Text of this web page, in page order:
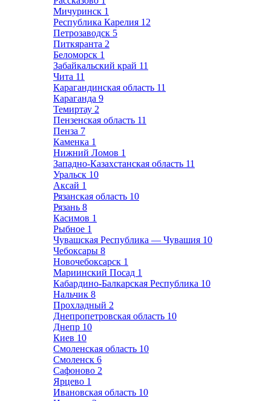
Мичуринск 1
Республика Карелия 12
Петрозаводск 5
Питкяранта 2
Беломорск 1
Забайкальский край 11
Чита 11
Карагандинская область 11
Караганда 9
Темиртау 2
Пензенская область 11
Пенза 7
Каменка 1
Нижний Ломов 1
Западно-Казахстанская область 11
Уральск 10
Аксай 1
Рязанская область 10
Рязань 8
Касимов 1
Рыбное 1
Чувашская Республика — Чувашия 10
Чебоксары 8
Новочебоксарск 1
Мариинский Посад 1
Кабардино-Балкарская Республика 10
Нальчик 8
Прохладный 2
Днепропетровская область 10
Днепр 10
Киев 10
Смоленская область 10
Смоленск 6
Сафоново 2
Ярцево 1
Ивановская область 10